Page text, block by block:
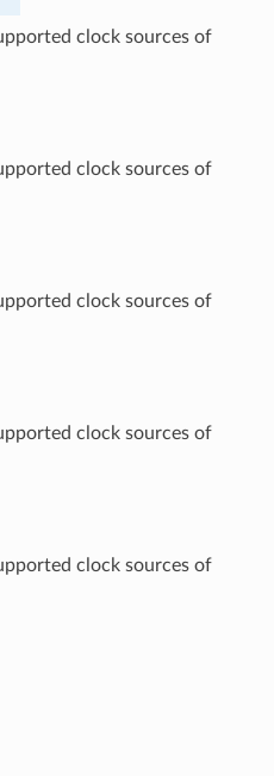
clock sources of
clock sources of
clock sources of
clock sources of
clock sources of